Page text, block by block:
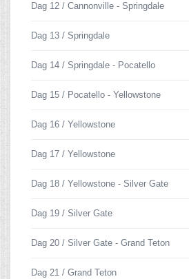
Dag 12 / Cannonville - Springdale
Dag 13 / Springdale
Dag 14 / Springdale - Pocatello
Dag 15 / Pocatello - Yellowstone
Dag 16 / Yellowstone
Dag 17 / Yellowstone
Dag 18 / Yellowstone - Silver Gate
Dag 19 / Silver Gate
Dag 20 / Silver Gate - Grand Teton
Dag 21 / Grand Teton